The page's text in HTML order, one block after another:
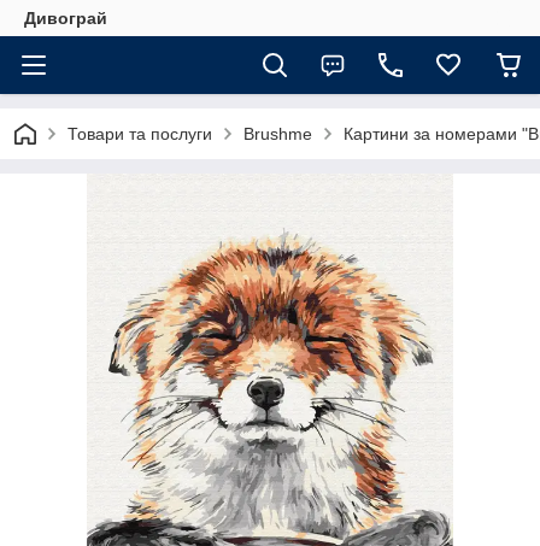
Дивограй
Товари та послуги Brushme Картини за номерами